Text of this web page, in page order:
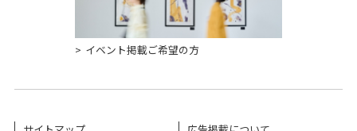
イベント掲載ご希望の方